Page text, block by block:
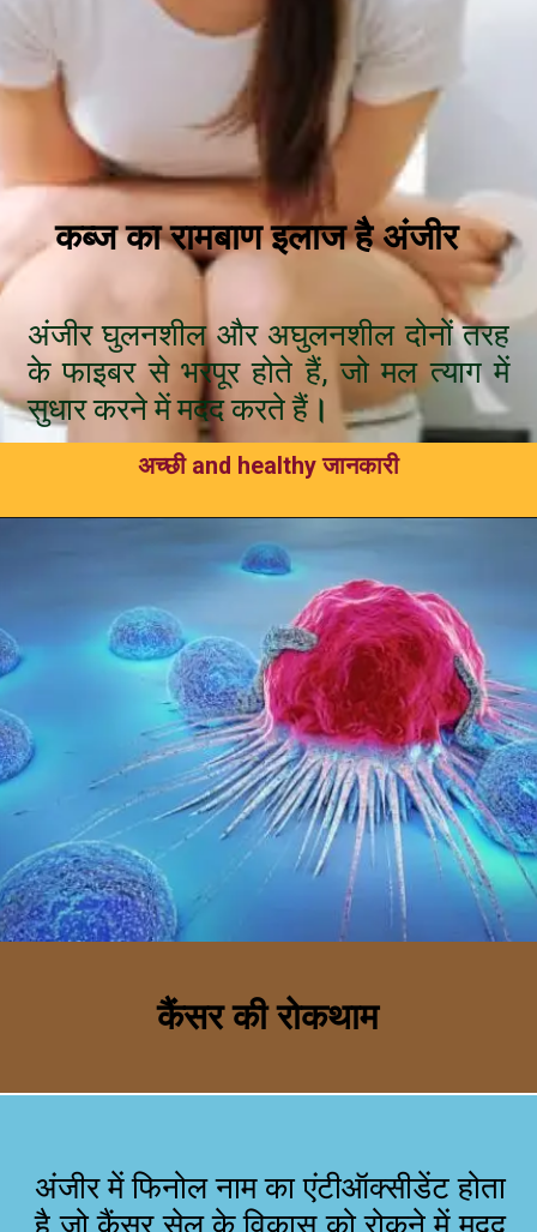
कब्ज का रामबाण इलाज है अंजीर
अंजीर घुलनशील और अघुलनशील दोनों तरह
के फाइबर से भरपूर होते हैं, जो मल त्याग में
सुधार करने में मदद करते हैं।
अच्छी and healthy जानकारी
कैंसर की रोकथाम
अंजीर में फिनोल नाम का एंटीऑक्सीडेंट होता
है जो कैंसर सेल के विकास को रोकने में मदद